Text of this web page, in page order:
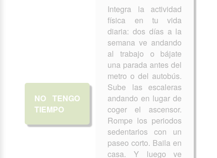
NO TENGO
TIEMPO
Integra la actividad
física en tu vida
diaria: dos días a la
semana ve andando
al trabajo o bájate
una parada antes del
metro o del autobús.
Sube las escaleras
andando en lugar de
coger el ascensor.
Rompe los periodos
sedentarios con un
paseo corto. Baila en
casa. Y luego ve